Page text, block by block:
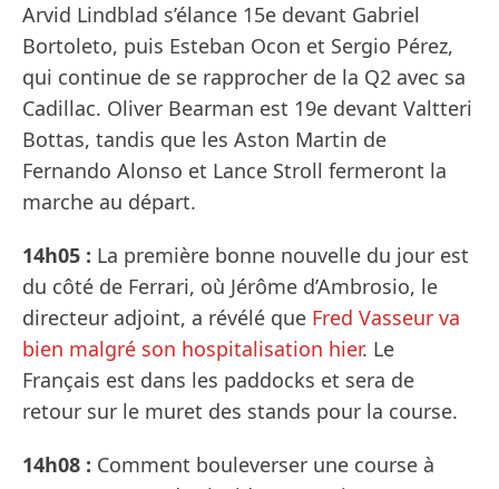
Arvid Lindblad s’élance 15e devant Gabriel
Bortoleto, puis Esteban Ocon et Sergio Pérez,
qui continue de se rapprocher de la Q2 avec sa
Cadillac. Oliver Bearman est 19e devant Valtteri
Bottas, tandis que les Aston Martin de
Fernando Alonso et Lance Stroll fermeront la
marche au départ.
14h05 : La première bonne nouvelle du jour est
du côté de Ferrari, où Jérôme d’Ambrosio, le
directeur adjoint, a révélé que Fred Vasseur va
bien malgré son hospitalisation hier. Le
Français est dans les paddocks et sera de
retour sur le muret des stands pour la course.
14h08 : Comment bouleverser une course à